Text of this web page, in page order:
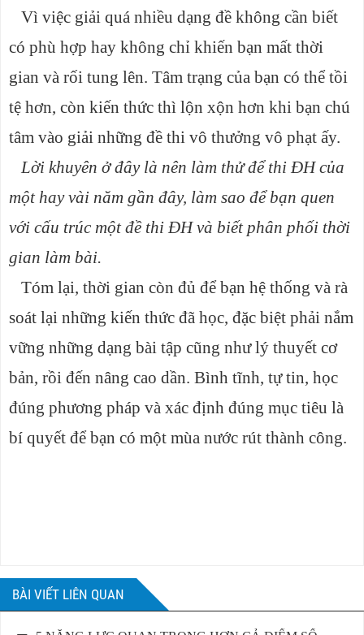
Vì việc giải quá nhiều dạng đề không cần biết
có phù hợp hay không chỉ khiến bạn mất thời
gian và rối tung lên. Tâm trạng của bạn có thể tồi
tệ hơn, còn kiến thức thì lộn xộn hơn khi bạn chú
tâm vào giải những đề thi vô thưởng vô phạt ấy.
Lời khuyên ở đây là nên làm thử để thi ĐH của
một hay vài năm gần đây, làm sao để bạn quen
với cấu trúc một đề thi ĐH và biết phân phối thời
gian làm bài.
Tóm lại, thời gian còn đủ để bạn hệ thống và rà
soát lại những kiến thức đã học, đặc biệt phải nắm
vững những dạng bài tập cũng như lý thuyết cơ
bản, rồi đến nâng cao dần. Bình tĩnh, tự tin, học
đúng phương pháp và xác định đúng mục tiêu là
bí quyết để bạn có một mùa nước rút thành công.
BÀI VIẾT LIÊN QUAN